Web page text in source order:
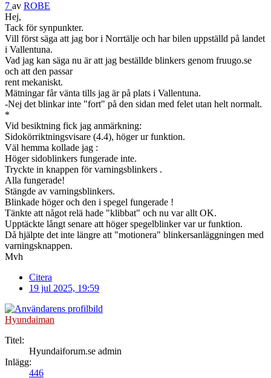
7 av ROBE
Hej,
Tack för synpunkter.
Vill först säga att jag bor i Norrtälje och har bilen uppställd på landet
i Vallentuna.
Vad jag kan säga nu är att jag beställde blinkers genom fruugo.se
och att den passar
rent mekaniskt.
Mätningar får vänta tills jag är på plats i Vallentuna.
-Nej det blinkar inte "fort" på den sidan med felet utan helt normalt.
*
Vid besiktning fick jag anmärkning:
Sidokörriktningsvisare (4.4), höger ur funktion.
Väl hemma kollade jag :
Höger sidoblinkers fungerade inte.
Tryckte in knappen för varningsblinkers .
Alla fungerade!
Stängde av varningsblinkers.
Blinkade höger och den i spegel fungerade !
Tänkte att något relä hade "klibbat" och nu var allt OK.
Upptäckte långt senare att höger spegelblinker var ur funktion.
Då hjälpte det inte längre att "motionera" blinkersanläggningen med
varningsknappen.
Mvh
Citera
19 jul 2025, 19:59
Hyundaiman
Titel:
Hyundaiforum.se admin
Inlägg:
446